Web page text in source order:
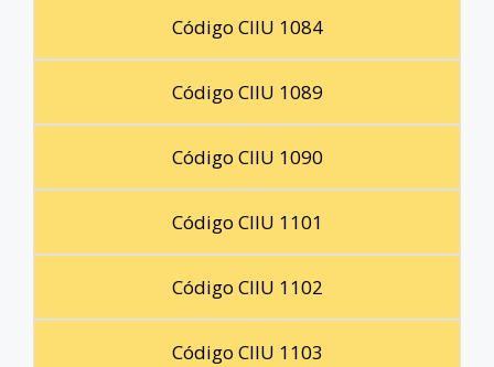
Código CIIU 1084
Código CIIU 1089
Código CIIU 1090
Código CIIU 1101
Código CIIU 1102
Código CIIU 1103